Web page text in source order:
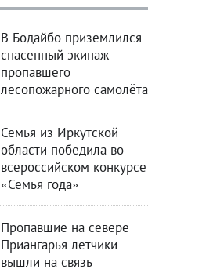
В Бодайбо приземлился
спасенный экипаж
пропавшего
лесопожарного самолёта
Семья из Иркутской
области победила во
всероссийском конкурсе
«Семья года»
Пропавшие на севере
Приангарья летчики
вышли на связь